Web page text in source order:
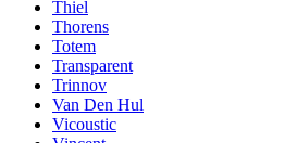
Thiel
Thorens
Totem
Transparent
Trinnov
Van Den Hul
Vicoustic